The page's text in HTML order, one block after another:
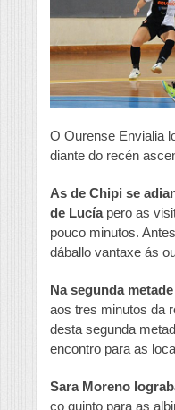
O Ourense Envialia
diante do recén
As de Chipi se
de Lucíapero as
pouco minutos.
dáballo vantaxe ás
Na segunda
aos tres minutos da
desta segunda
encontro para as
Sara Moreno
co quinto para as